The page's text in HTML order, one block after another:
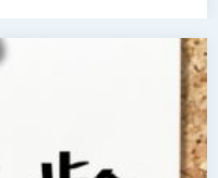
意気でタメ口な後輩